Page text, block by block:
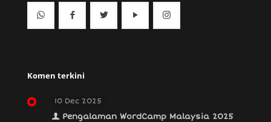
Komen terkini
10 Dec 2025
Pengalaman WordCamp Malaysia 2025